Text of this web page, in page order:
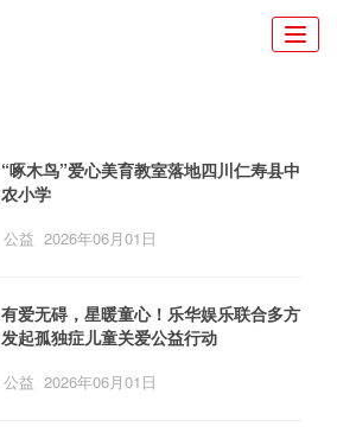
“啄木鸟”爱心美育教室落地四川仁寿县中
农小学
公益 2026年06月01日
有爱无碍，星暖童心！乐华娱乐联合多方
发起孤独症儿童关爱公益行动
公益 2026年06月01日